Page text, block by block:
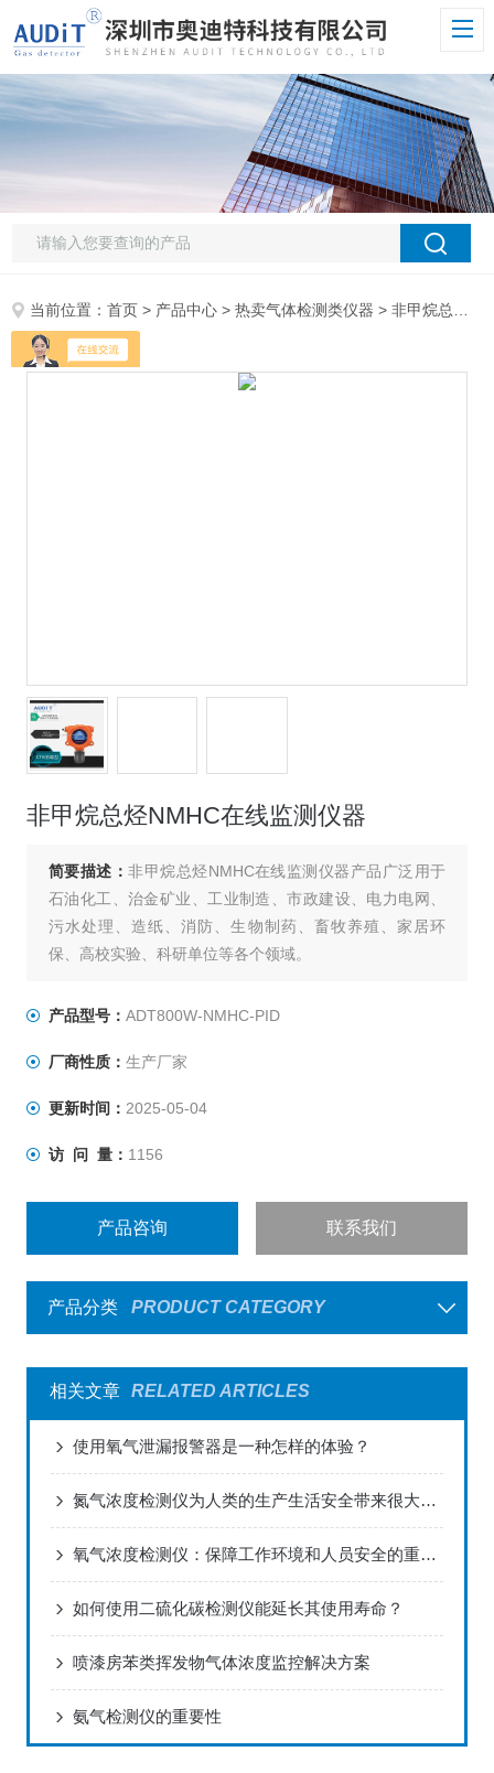
当前位置：首页 > 产品中心 >热卖气体检测类仪器 >非甲烷总烃检测仪
非甲烷总烃NMHC在线监测仪器
简要描述：非甲烷总烃NMHC在线监测仪器产品广泛用于
石油化工、治金矿业、工业制造、市政建设、电力电网、
污水处理、造纸、消防、生物制药、畜牧养殖、家居环
保、高校实验、科研单位等各个领域。
产品型号： ADT800W-NMHC-PID
厂商性质： 生产厂家
更新时间： 2025-05-04
访 问 量： 1156
产品咨询 联系我们
产品分类 PRODUCT CATEGORY
相关文章 RELATED ARTICLES
使用氧气泄漏报警器是一种怎样的体验？
氮气浓度检测仪为人类的生产生活安全带来很大的保障
氧气浓度检测仪：保障工作环境和人员安全的重要工具
如何使用二硫化碳检测仪能延长其使用寿命？
喷漆房苯类挥发物气体浓度监控解决方案
氨气检测仪的重要性